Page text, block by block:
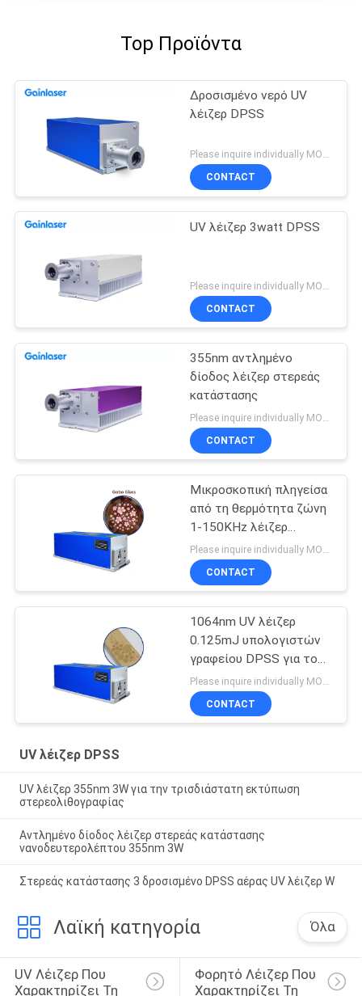
Top Προϊόντα
Δροσισμένο νερό UV
λέιζερ DPSS
Please inquire individually MOQ:1
CONTACT
UV λέιζερ 3watt DPSS
Please inquire individually MOQ:1
CONTACT
355nm αντλημένο
δίοδος λέιζερ στερεάς
κατάστασης
Please inquire individually MOQ:1
CONTACT
Μικροσκοπική πληγείσα
από τη θερμότητα ζώνη
1-150KHz λέιζερ
σημείων 3W DPSS UV
CONTACT
1064nm UV λέιζερ
0.125mJ υπολογιστών
γραφείου DPSS για το
περίπτερο
CONTACT
UV λέιζερ DPSS
UV λέιζερ 355nm 3W για την τρισδιάστατη εκτύπωση
στερεολιθογραφίας
Αντλημένο δίοδος λέιζερ στερεάς κατάστασης
νανοδευτερολέπτου 355nm 3W
Στερεάς κατάστασης 3 δροσισμένο DPSS αέρας UV λέιζερ W
Λαϊκή κατηγορία Όλα
UV Λέιζερ Που
Χαρακτηρίζει Τη
Φορητό Λέιζερ Που
Χαρακτηρίζει Τη